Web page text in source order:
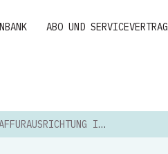
ABO UND SERVICEVERTRAG
IN GR UND SCHNITT BEI GENORDE...